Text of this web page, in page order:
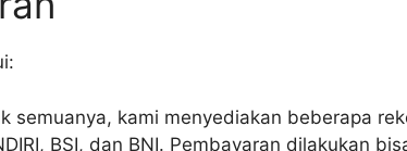
semuanya, kami menyediakan beberapa
BSI, dan BNI. Pembayaran dilakukan